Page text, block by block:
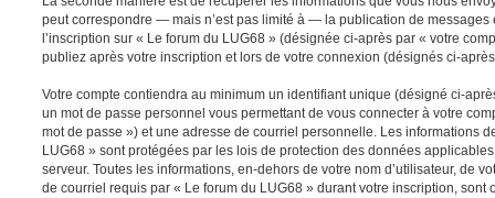
peut correspondre — mais n’est pas limité à — la publication de messages
l’inscription sur « Le forum du LUG68 » (désignée ci-après par « votre
publiez après votre inscription et lors de votre connexion (désignés ci-
Votre compte contiendra au minimum un identifiant unique (désigné ci-
un mot de passe personnel vous permettant de vous connecter à votre
mot de passe ») et une adresse de courriel personnelle. Les informations
LUG68 » sont protégées par les lois de protection des données
serveur. Toutes les informations, en-dehors de votre nom d’utilisateur, de
de courriel requis par « Le forum du LUG68 » durant votre inscription, sont